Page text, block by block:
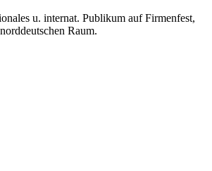
u. internat. Publikum auf Firmenfest,
Raum.